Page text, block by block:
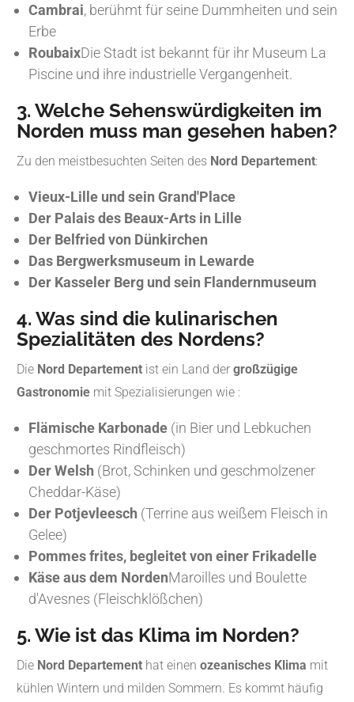
Cambrai, berühmt für seine Dummheiten und sein
Erbe
RoubaixDie Stadt ist bekannt für ihr Museum La
Piscine und ihre industrielle Vergangenheit.
3. Welche Sehenswürdigkeiten im
Norden muss man gesehen haben?
Zu den meistbesuchten Seiten des Nord Departement:
Vieux-Lille und sein Grand'Place
Der Palais des Beaux-Arts in Lille
Der Belfried von Dünkirchen
Das Bergwerksmuseum in Lewarde
Der Kasseler Berg und sein Flandernmuseum
4. Was sind die kulinarischen
Spezialitäten des Nordens?
Die Nord Departement ist ein Land der großzügige
Gastronomie mit Spezialisierungen wie :
Flämische Karbonade (in Bier und Lebkuchen
geschmortes Rindfleisch)
Der Welsh (Brot, Schinken und geschmolzener
Cheddar-Käse)
Der Potjevleesch (Terrine aus weißem Fleisch in
Gelee)
Pommes frites, begleitet von einer Frikadelle
Käse aus dem NordenMaroilles und Boulette
d'Avesnes (Fleischklößchen)
5. Wie ist das Klima im Norden?
Die Nord Departement hat einen ozeanisches Klima mit
kühlen Wintern und milden Sommern. Es kommt häufig